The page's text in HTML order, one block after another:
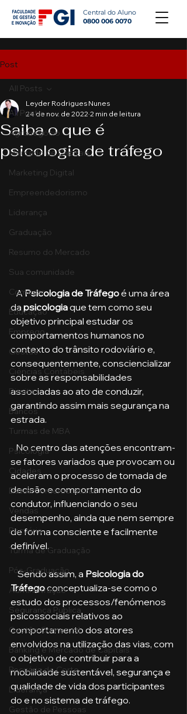
Central do Aluno
0800 006 0070
Post
All Posts
Agronegócio
Mercado de Capitais
Marketing Digital
Empreendedorismo
Liderança
Graduação
Resumo do Mercado
Sua comunidade
Começar
Educação
Emprego
Gestão
Ciências Contábeis
Direito
Bancos
Turmas de MBA
Psicologia
Cidades
Datas Comemorativas
Vendas
Pecuária
Turma de Graduação
Pós-Graduação
Administração
Segurança Publica
Gestão Comercial
Banking e Mercado de Capitais
Pecuária de Corte
Liderança
Gestão de Pessoas
All Posts
Saiba o que é
psicologia de tráfego
Leyder Rodrigues Nunes
24 de nov. de 2022 2 min de leitura
   A
Psicologia de Tráfego é uma área
da psicologia que tem como seu
objetivo principal estudar os
comportamentos humanos no
contexto do trânsito rodoviário e,
consequentemente, consciencializar
sobre as responsabilidades
associadas ao ato de conduzir,
garantindo assim mais segurança na
estrada.
   No centro das atenções encontram-
se fatores variados que provocam ou
aceleram o processo de tomada de
decisão e comportamento do
condutor, influenciando o seu
desempenho, ainda que nem sempre
de forma consciente e facilmente
definível.
    Sendo assim, a
Psicologia do
Tráfego conceptualiza-se como o
estudo dos processos/fenómenos
psicossociais relativos ao
comportamento dos atores
envolvidos na utilização das vias, com
o objetivo de contribuir para a
mobilidade sustentável, segurança e
qualidade de vida dos participantes
do e no sistema de tráfego.